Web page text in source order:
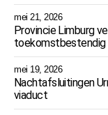
mei 21, 2026
Provincie Limburg
toekomstbestendig
mei 19, 2026
Nachtafsluitingen
viaduct